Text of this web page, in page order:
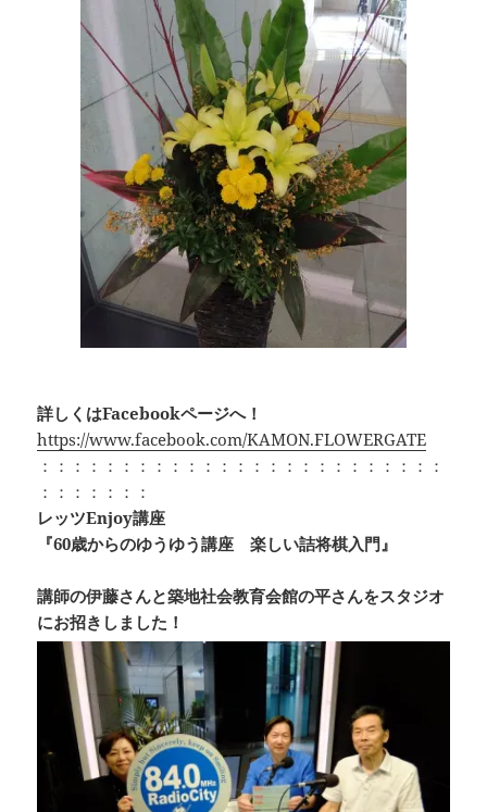
詳しくはFacebookページへ！
https://www.facebook.com/KAMON.FLOWERGATE
：：：：：：：：：：：：：：：：：：：：：：：：：
：：：：：：：
レッツEnjoy講座
『60歳からのゆうゆう講座 楽しい詰将棋入門』
講師の伊藤さんと築地社会教育会館の平さんをスタジオ
にお招きしました！